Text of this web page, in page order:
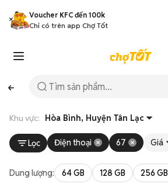
Voucher KFC đến 100k
Chỉ có trên app Chợ Tốt
Khu vực: Hòa Bình, Huyện Tân Lạc
Lọc Điện thoại 67 Giá
Dung lượng: 64 GB 128 GB 256 GB